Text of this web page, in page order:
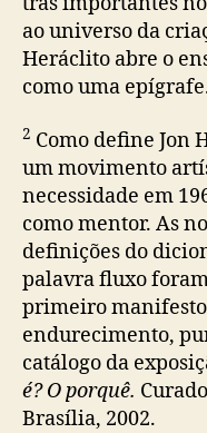
ao universo da
Heráclito abre o
como uma
2 Como define Jon
um movimento
necessidade em
como mentor. As
definições do
palavra fluxo
primeiro
endurecimento,
catálogo da
é? O porquê.
Brasília, 2002.